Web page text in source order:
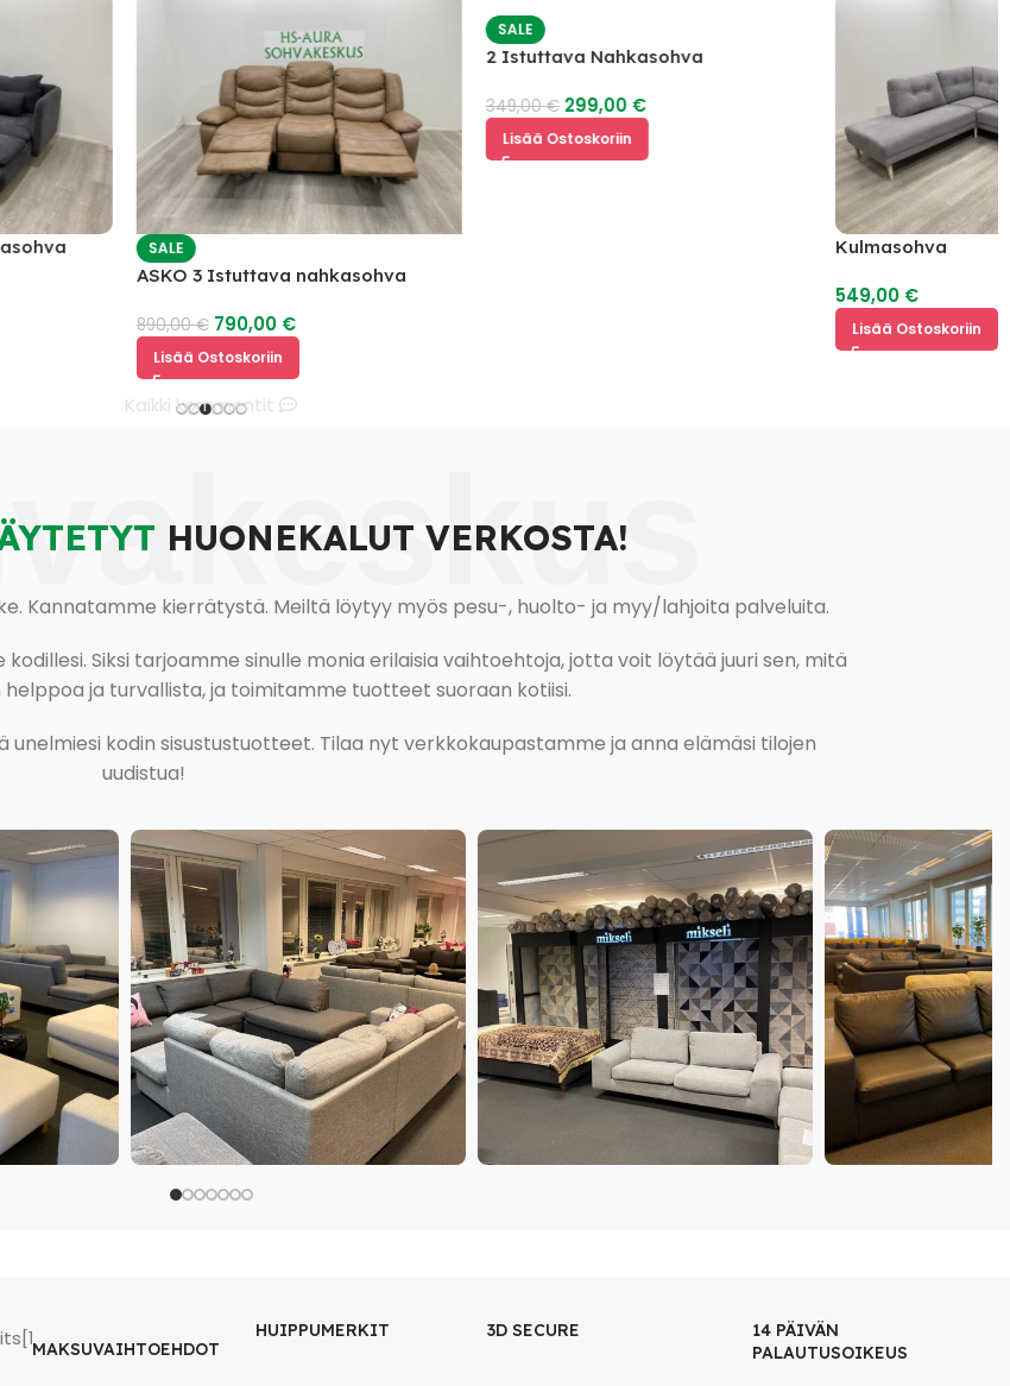
SALE
ASKO 3 Istuttava nahkasohva
890,00€ 790,00 €
Lisää Ostoskoriin
SALE
2 Istuttava Nahkasohva
349,00€ 299,00€
Lisää Ostoskoriin
Kulmasohva
549,00 €
Lisää Ostoskoriin
Kaikki kommentit
HUONEKALUT VERKOSTA!
Kannatamme kierrätystä. Meiltä löytyy myös pesu-, huolto- ja myy/lahjoita palveluita.
Siksi tarjoamme sinulle monia erilaisia vaihtoehtoja, jotta voit löytää juuri sen, mitä
ja turvallista, ja toimitamme tuotteet suoraan kotiisi.
kodin sisustustuotteet. Tilaa nyt verkkokaupastamme ja anna elämäsi tilojen
uudistua!
MAKSUVAIHTOEHDOT
HUIPPUMERKIT 3D SECURE
14 PÄIVÄN
PALAUTUSOIKEUS